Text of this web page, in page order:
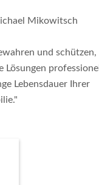
Mikowitsch
und schützen,
professionell
Lebensdauer Ihrer